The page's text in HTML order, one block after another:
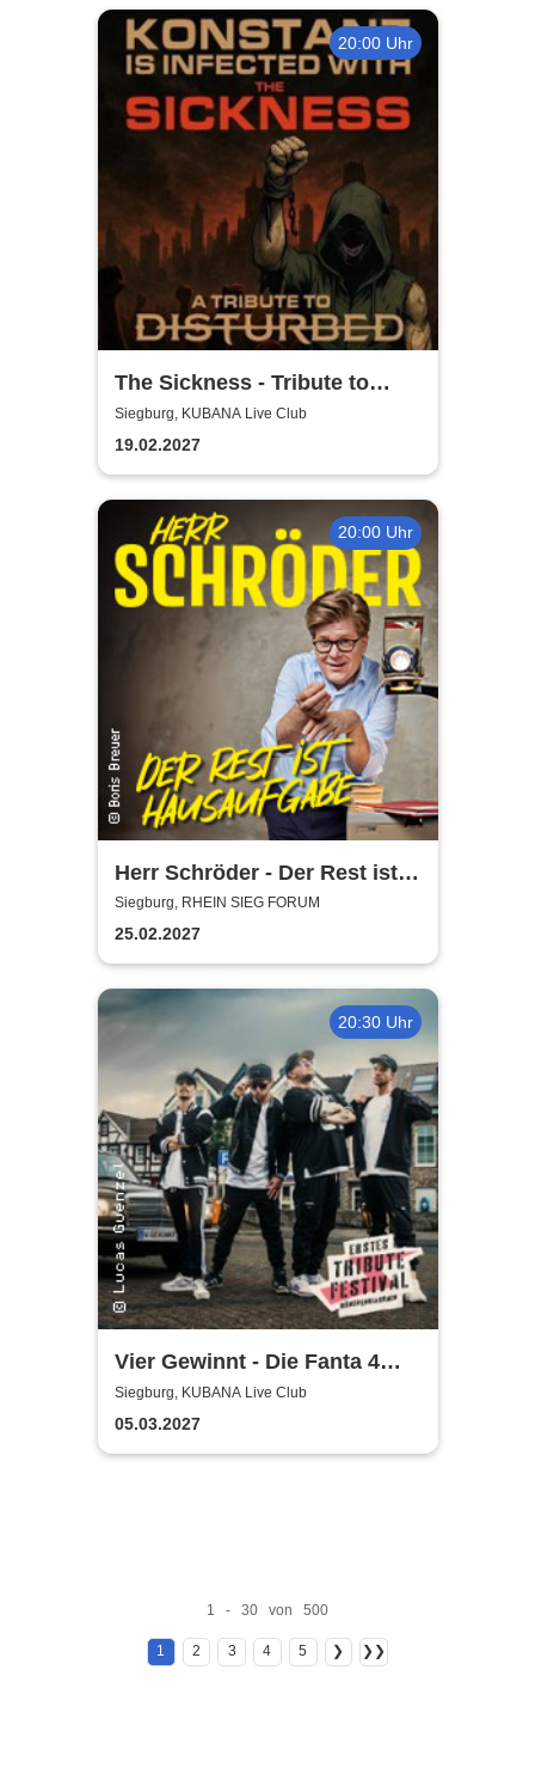
20:00 Uhr
The Sickness - Tribute to
Disturbed
Siegburg, KUBANA Live Club
19.02.2027
20:00 Uhr
Herr Schröder - Der Rest ist
Hausaufgabe
Siegburg, RHEIN SIEG FORUM
25.02.2027
20:30 Uhr
Vier Gewinnt - Die Fanta 4
Tributeband
Siegburg, KUBANA Live Club
05.03.2027
1 - 30 von 500
1 2 3 4 5 ❯ ❯❯